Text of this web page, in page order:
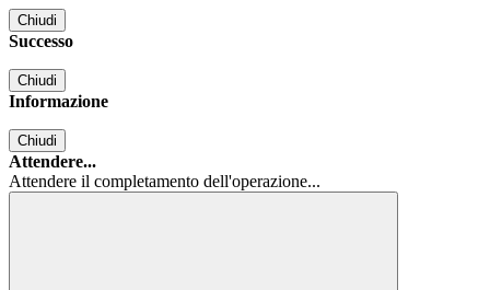
Chiudi
Successo
Chiudi
Informazione
Chiudi
Attendere...
Attendere il completamento dell'operazione...